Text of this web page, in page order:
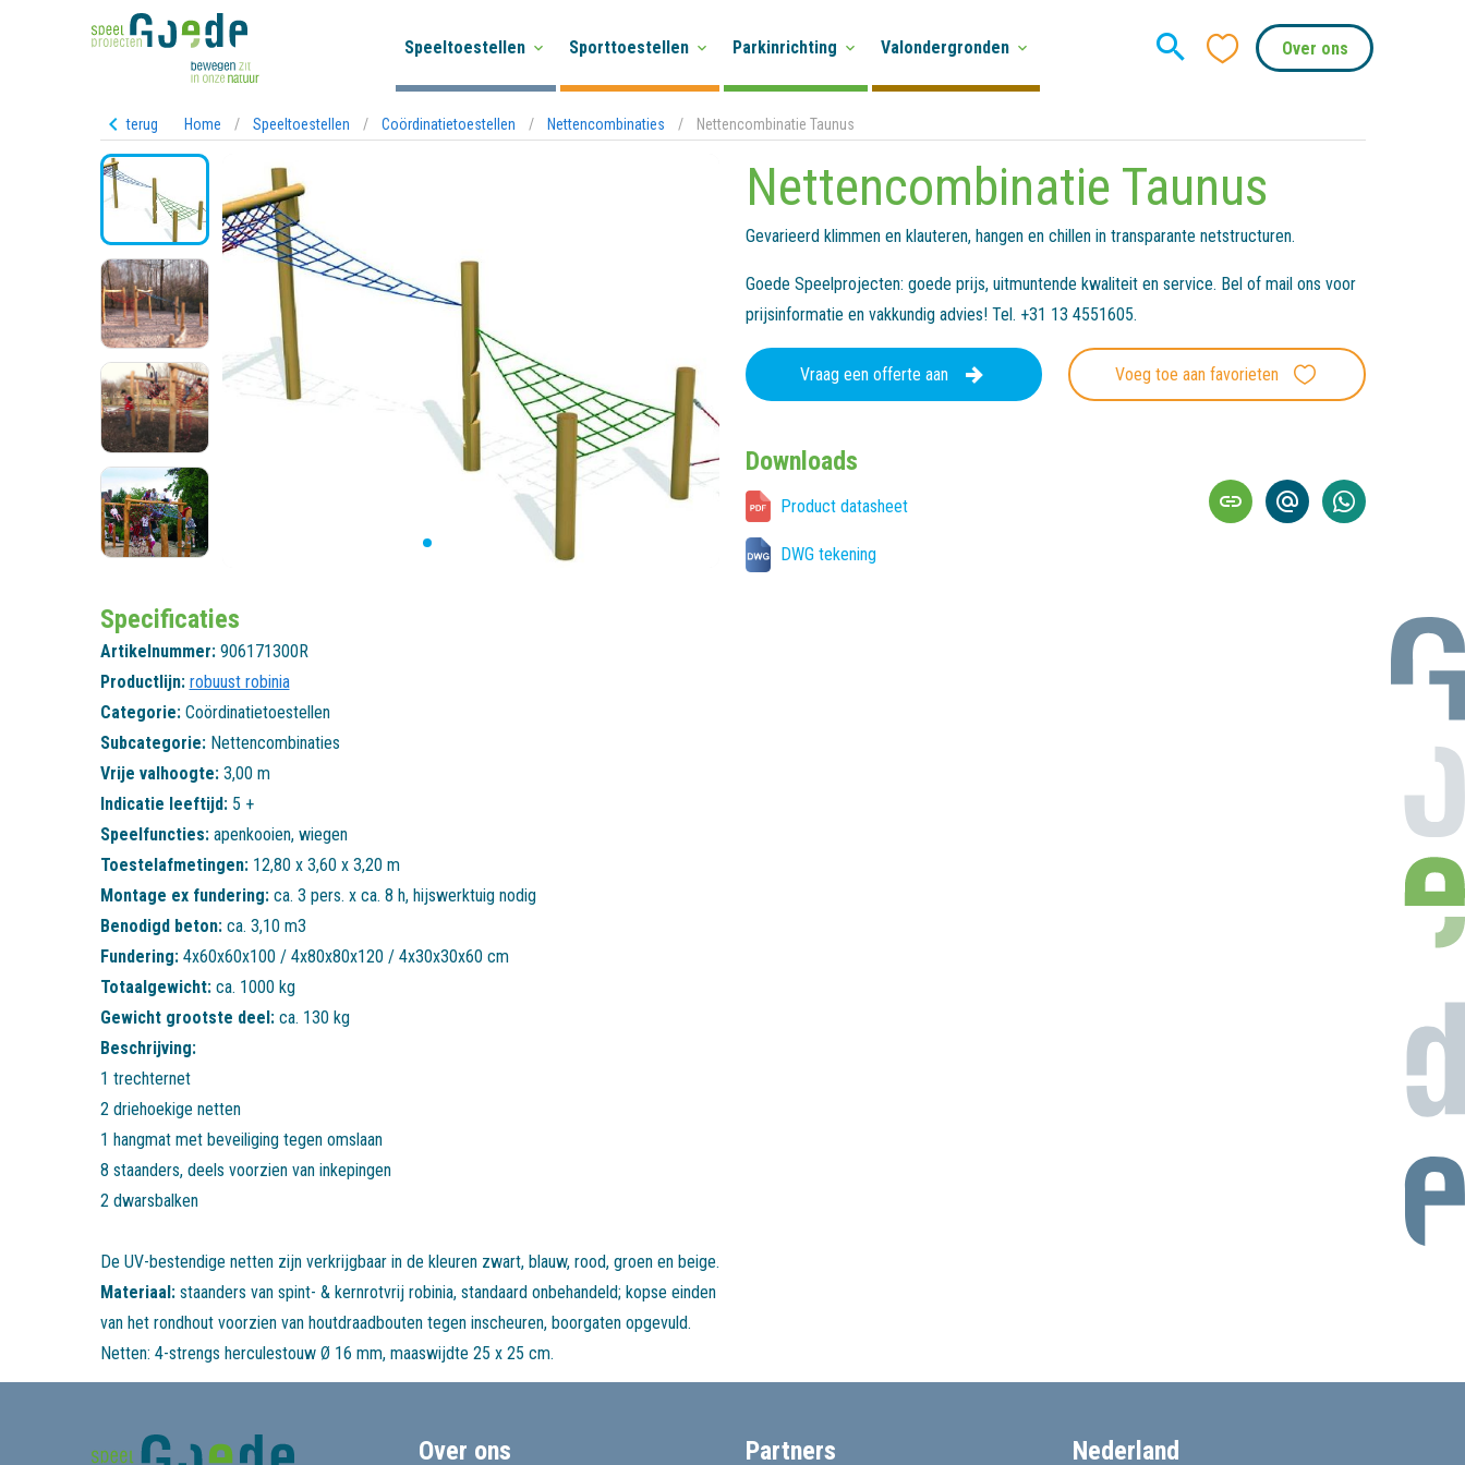
Speeltoestellen Sporttoestellen Parkinrichting Valondergronden Over ons
terug Home / Speeltoestellen / Coördinatietoestellen / Nettencombinaties / Nettencombinatie Taunus
Specificaties
Artikelnummer: 906171300R
Productlijn: robuust robinia
Categorie: Coördinatietoestellen
Subcategorie: Nettencombinaties
Vrije valhoogte: 3,00 m
Indicatie leeftijd: 5 +
Speelfuncties: apenkooien, wiegen
Toestelafmetingen: 12,80 x 3,60 x 3,20 m
Montage ex fundering: ca. 3 pers. x ca. 8 h, hijswerktuig nodig
Benodigd beton: ca. 3,10 m3
Fundering: 4x60x60x100 / 4x80x80x120 / 4x30x30x60 cm
Totaalgewicht: ca. 1000 kg
Gewicht grootste deel: ca. 130 kg
Beschrijving:
1 trechternet
2 driehoekige netten
1 hangmat met beveiliging tegen omslaan
8 staanders, deels voorzien van inkepingen
2 dwarsbalken
De UV-bestendige netten zijn verkrijgbaar in de kleuren zwart, blauw, rood, groen en beige.
Materiaal: staanders van spint- & kernrotvrij robinia, standaard onbehandeld; kopse einden
van het rondhout voorzien van houtdraadbouten tegen inscheuren, boorgaten opgevuld.
Netten: 4-strengs herculestouw Ø 16 mm, maaswijdte 25 x 25 cm.
Nettencombinatie Taunus
Gevarieerd klimmen en klauteren, hangen en chillen in transparante netstructuren.
Goede Speelprojecten: goede prijs, uitmuntende kwaliteit en service. Bel of mail ons voor
prijsinformatie en vakkundig advies! Tel. +31 13 4551605.
Vraag een offerte aan Voeg toe aan favorieten
Downloads
Product datasheet
DWG tekening
Over ons Partners Nederland